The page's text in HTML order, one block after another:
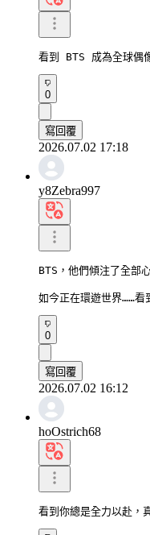
看到 BTS 成為全球偶
0
寫回覆
2026.07.02 17:18
y8Zebra997
BTS，他們傾注了全部
如今正在環遊世界……看
0
寫回覆
2026.07.02 16:12
hoOstrich68
看到你總是全力以赴，